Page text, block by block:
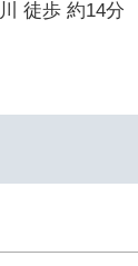
徒歩 約14分